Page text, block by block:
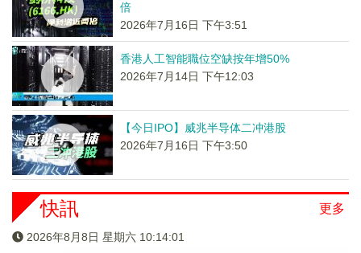
倍
2026年7月16日 下午3:51
香港人工智能職位空缺按年增50%
2026年7月14日 下午12:03
【今日IPO】威兆半导体二冲港股
2026年7月16日 下午3:50
更多
快訊
2026年8月8日 星期六 10:14:01